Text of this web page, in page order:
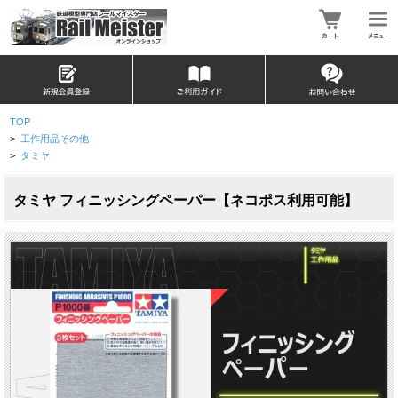
TOP
> 工作用品その他
> タミヤ
タミヤ フィニッシングペーパー【ネコポス利用可能】